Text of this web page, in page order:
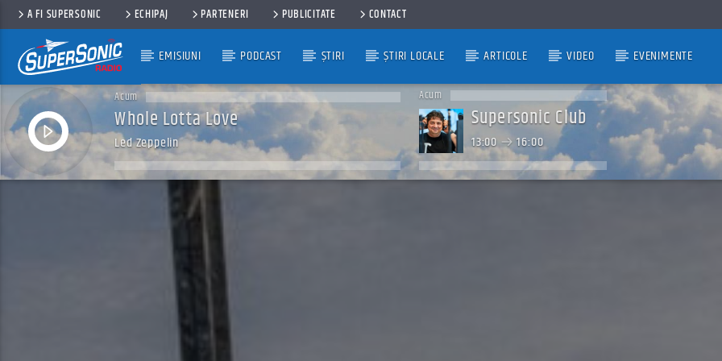
A FI SUPERSONIC ECHIPAJ PARTENERI PUBLICITATE CONTACT
EMISIUNI PODCAST ȘTIRI ȘTIRI LOCALE ARTICOLE VIDEO EVENIMENTE
Acum
Whole Lotta Love
Led Zeppelin
Acum
Supersonic Club
13:00 16:00